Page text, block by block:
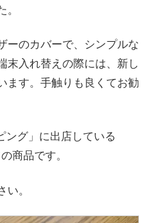
。
ーのカバーで、シンプルな
末入れ替えの際には、新し
ます。手触りも良くてお勧
ング」に出店している
商品です。
い。